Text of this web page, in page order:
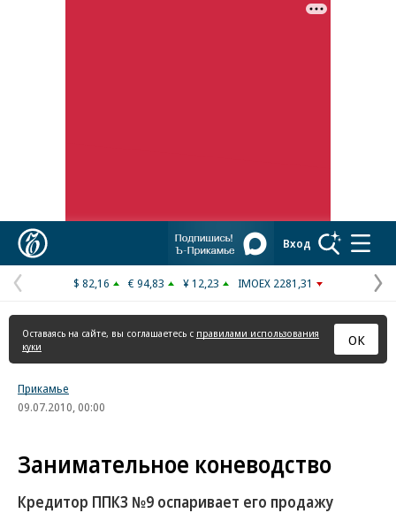
Вход
Предыдущая
страница
$ 82,16 € 94,83 ¥ 12,23 IMOEX 2281,31
Оставаясь на сайте, вы соглашаетесь с правилами использования
куки
ОК
Прикамье
09.07.2010, 00:00
Занимательное коневодство
Кредитор ППКЗ №9 оспаривает его продажу